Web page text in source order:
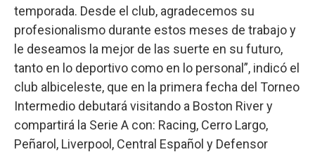
temporada. Desde el club, agradecemos su
profesionalismo durante estos meses de trabajo y
le deseamos la mejor de las suerte en su futuro,
tanto en lo deportivo como en lo personal”, indicó el
club albiceleste, que en la primera fecha del Torneo
Intermedio debutará visitando a Boston River y
compartirá la Serie A con: Racing, Cerro Largo,
Peñarol, Liverpool, Central Español y Defensor